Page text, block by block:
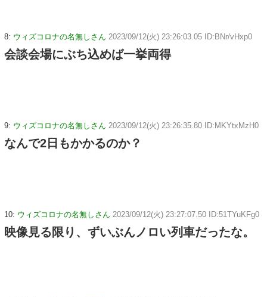
8: ウィズコロナの名無しさん 2023/09/12(火) 23:26:03.05 ID:BNr/vHxp0
会談会場にぶち込めば一挙両得
9: ウィズコロナの名無しさん 2023/09/12(火) 23:26:35.80 ID:MKYtxMzH0
なんで2日もかかるのか？
10: ウィズコロナの名無しさん 2023/09/12(火) 23:27:07.50 ID:51TYuKFg0
映像見る限り、ずいぶんノロい列車だったな。